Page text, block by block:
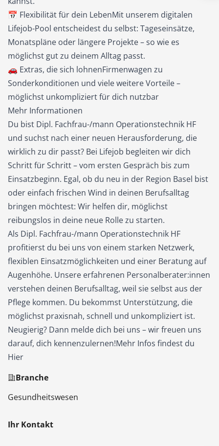
📅 Flexibilität für dein LebenMit unserem digitalen
Lifejob-Pool entscheidest du selbst: Tageseinsätze,
Monatspläne oder längere Projekte – so wie es
möglichst gut zu deinem Alltag passt.
🚗 Extras, die sich lohnenFirmenwagen zu
Sonderkonditionen und viele weitere Vorteile –
möglichst unkompliziert für dich nutzbar
Mehr Informationen
Du bist Dipl. Fachfrau-/mann Operationstechnik HF
und suchst nach einer neuen Herausforderung, die
wirklich zu dir passt? Bei Lifejob begleiten wir dich
Schritt für Schritt – vom ersten Gespräch bis zum
Einsatzbeginn. Egal, ob du neu in der Region Basel bist
oder einfach frischen Wind in deinen Berufsalltag
bringen möchtest: Wir helfen dir, möglichst
reibungslos in deine neue Rolle zu starten.
Als Dipl. Fachfrau-/mann Operationstechnik HF
profitierst du bei uns von einem starken Netzwerk,
flexiblen Einsatzmöglichkeiten und einer Beratung auf
Augenhöhe. Unsere erfahrenen Personalberater:innen
verstehen deinen Berufsalltag, weil sie selbst aus der
Pflege kommen. Du bekommst Unterstützung, die
möglichst praxisnah, schnell und unkompliziert ist.
Neugierig? Dann melde dich bei uns – wir freuen uns
darauf, dich kennenzulernen!Mehr Infos findest du
Hier
Branche
Gesundheitswesen
Ihr Kontakt